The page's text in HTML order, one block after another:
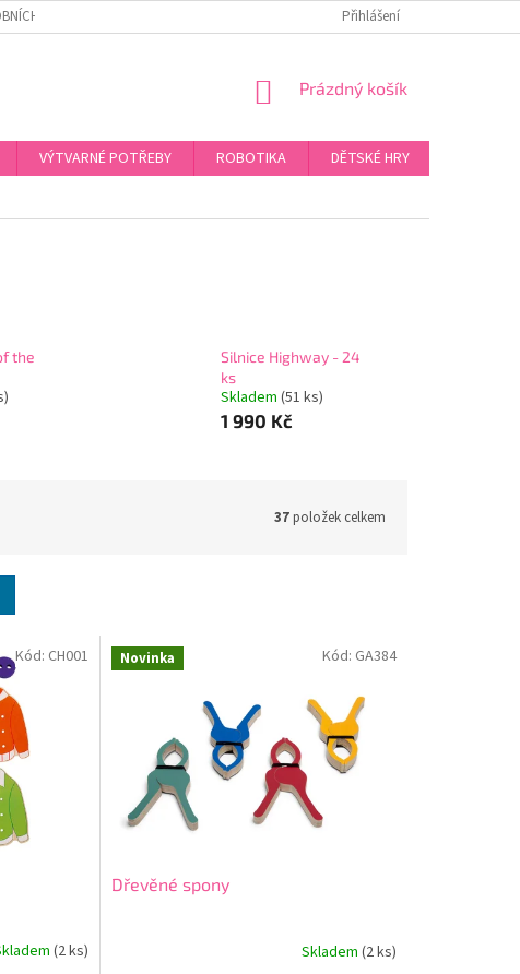
ÚDAJŮ Přihlášení
NÁKUPNÍ
Prázdný košík
VÝTVARNÉ POTŘEBY ROBOTIKA DĚTSKÉ HRY
the
Silnice Highway - 24
ks
Skladem (51 ks)
1 990 Kč
37položek celkem
(2 ks)
Kód: CH001 Novinka
Dřevěné spony
Skladem (2 ks)
Kód: GA384